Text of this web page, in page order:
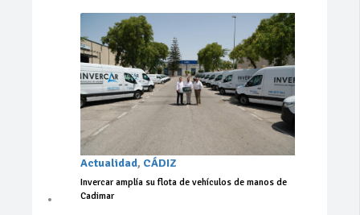
Actualidad, CÁDIZ
Invercar amplía su flota de vehículos de manos de
Cadimar